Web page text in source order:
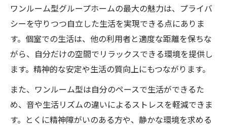
ワンルーム型グループホームの最大の魅力は、プライバ
シーを守りつつ自立した生活を実現できる点にありま
す。個室での生活は、他の利用者と適度な距離を保ちな
がら、自分だけの空間でリラックスできる環境を提供し
ます。精神的な安定や生活の質向上にもつながります。
また、ワンルーム型は自分のペースで生活ができるた
め、音や生活リズムの違いによるストレスを軽減できま
す。とくに精神障がいのある方や、静かな環境を求める